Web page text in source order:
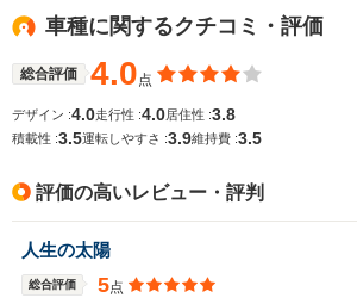
WLTCモード
燃費
25.1km/L
車種に関するクチコミ・評価
総合評価 4.0点
デザイン :4.0走行性 :4.0居住性 :3.8
積載性 :3.5運転しやすさ :3.9維持費 :3.5
評価の高いレビュー・評判
人生の太陽
総合評価 5点